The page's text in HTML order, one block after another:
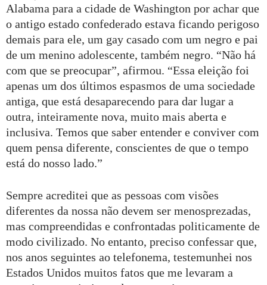
Alabama para a cidade de Washington por achar que
o antigo estado confederado estava ficando perigoso
demais para ele, um gay casado com um negro e pai
de um menino adolescente, também negro. “Não há
com que se preocupar”, afirmou. “Essa eleição foi
apenas um dos últimos espasmos de uma sociedade
antiga, que está desaparecendo para dar lugar a
outra, inteiramente nova, muito mais aberta e
inclusiva. Temos que saber entender e conviver com
quem pensa diferente, conscientes de que o tempo
está do nosso lado.”
Sempre acreditei que as pessoas com visões
diferentes da nossa não devem ser menosprezadas,
mas compreendidas e confrontadas politicamente de
modo civilizado. No entanto, preciso confessar que,
nos anos seguintes ao telefonema, testemunhei nos
Estados Unidos muitos fatos que me levaram a